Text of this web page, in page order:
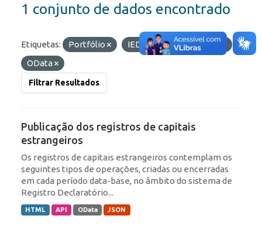
1 conjunto de dados encontrado
Etiquetas: Portfólio IED Formatos:
API
OData
Filtrar Resultados
Publicação dos registros de capitais
estrangeiros
Os registros de capitais estrangeiros contemplam os
seguintes tipos de operações, criadas ou encerradas
em cada período data-base, no âmbito do sistema de
Registro Declaratório...
HTML API OData JSON